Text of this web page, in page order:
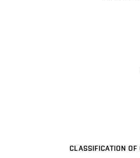
CLASSIFICATION